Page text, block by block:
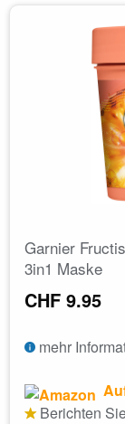
Garnier
3in1 Maske
CHF 9.95
mehr
Berichten